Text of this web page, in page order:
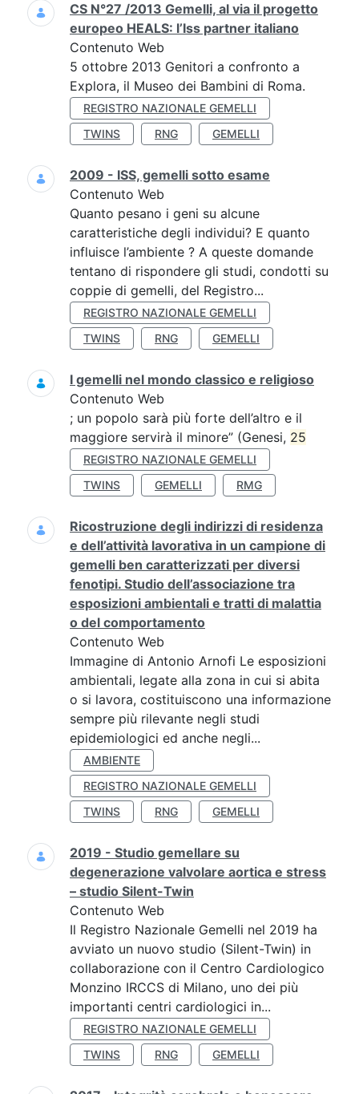
CS N°27 /2013 Gemelli, al via il progetto
europeo HEALS: l’Iss partner italiano
Contenuto Web
5 ottobre 2013 Genitori a confronto a
Explora, il Museo dei Bambini di Roma.
REGISTRO NAZIONALE GEMELLI
TWINS
RNG GEMELLI
2009 - ISS, gemelli sotto esame
Contenuto Web
Quanto pesano i geni su alcune
caratteristiche degli individui? E quanto
influisce l’ambiente ? A queste domande
tentano di rispondere gli studi, condotti su
coppie di gemelli, del Registro...
REGISTRO NAZIONALE GEMELLI
TWINS
RNG GEMELLI
I gemelli nel mondo classico e religioso
Contenuto Web
; un popolo sarà più forte dell’altro e il
maggiore servirà il minore” (Genesi, 25
REGISTRO NAZIONALE GEMELLI
TWINS
GEMELLI RMG
Ricostruzione degli indirizzi di residenza
e dell’attività lavorativa in un campione di
gemelli ben caratterizzati per diversi
fenotipi. Studio dell’associazione tra
esposizioni ambientali e tratti di malattia
o del comportamento
Contenuto Web
Immagine di Antonio Arnofi Le esposizioni
ambientali, legate alla zona in cui si abita
o si lavora, costituiscono una informazione
sempre più rilevante negli studi
epidemiologici ed anche negli...
AMBIENTE
REGISTRO NAZIONALE GEMELLI
TWINS
RNG GEMELLI
2019 - Studio gemellare su
degenerazione valvolare aortica e stress
– studio Silent-Twin
Contenuto Web
Il Registro Nazionale Gemelli nel 2019 ha
avviato un nuovo studio (Silent-Twin) in
collaborazione con il Centro Cardiologico
Monzino IRCCS di Milano, uno dei più
importanti centri cardiologici in...
REGISTRO NAZIONALE GEMELLI
TWINS
RNG GEMELLI